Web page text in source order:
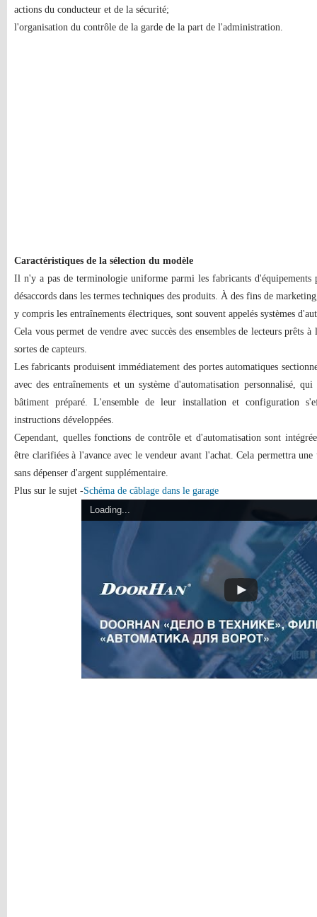
actions du conducteur et de la sécurité;
l'organisation du contrôle de la garde de la part de l'administration.
Caractéristiques de la sélection du modèle
Il n'y a pas de terminologie uniforme parmi les fabricants d'équipements
désaccords dans les termes techniques des produits. À des fins de
y compris les entraînements électriques, sont souvent appelés systèmes
Cela vous permet de vendre avec succès des ensembles de lecteurs prêts
sortes de capteurs.
Les fabricants produisent immédiatement des portes automatiques
avec des entraînements et un système d'automatisation personnalisé,
bâtiment préparé. L'ensemble de leur installation et configuration
instructions développées.
Cependant, quelles fonctions de contrôle et d'automatisation sont
être clarifiées à l'avance avec le vendeur avant l'achat. Cela permettra
sans dépenser d'argent supplémentaire.
Plus sur le sujet -Schéma de câblage dans le garage
Loading...